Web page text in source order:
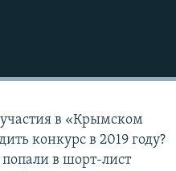
в «Крымском
конкурс в 2019 году?
в шорт-лист